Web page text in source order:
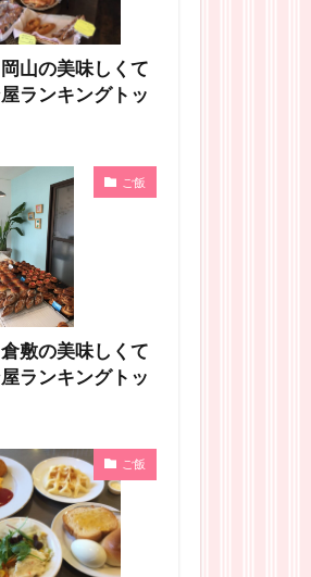
山の美味しくて
ランキングトッ
ご飯
敷の美味しくて
ランキングトッ
ご飯